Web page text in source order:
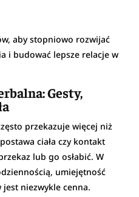
aby stopniowo rozwijać
i budować lepsze relacje w
Gesty,
przekazuje więcej niż
ciała czy kontakt
lub go osłabić. W
umiejętność
jest niezwykle cenna.